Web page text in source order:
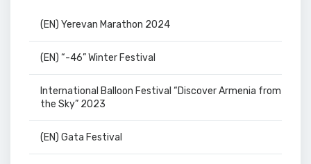
(EN) Yerevan Marathon 2024
(EN) “-46” Winter Festival
International Balloon Festival “Discover Armenia from
the Sky” 2023
(EN) Gata Festival